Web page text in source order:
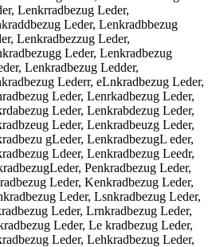
Lenkrradbezug Leder,
Leder, Lenkradbbezug
Lenkradbezzug Leder,
Leder, Lenkradbezug
Lenkradbezug Ledder,
Lederr, eLnkradbezug Leder,
Leder, Lenrkadbezug Leder,
Leder, Lenkrabdezug Leder,
Leder, Lenkradbeuzg Leder,
gLeder, LenkradbezugL eder,
Ldeer, Lenkradbezug Leedr,
Penkradbezug Leder,
Leder, Kenkradbezug Leder,
Leder, Lsnkradbezug Leder,
Leder, Lrnkradbezug Leder,
Leder, Le kradbezug Leder,
Leder, Lehkradbezug Leder,